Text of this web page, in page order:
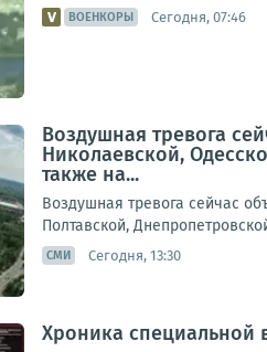
ВОЕНКОРЫ Сегодня, 07:46
Воздушная тревога
Николаевской,
также на...
Воздушная тревога сейчас
Полтавской,
СМИ Сегодня, 13:30
Хроника специальной